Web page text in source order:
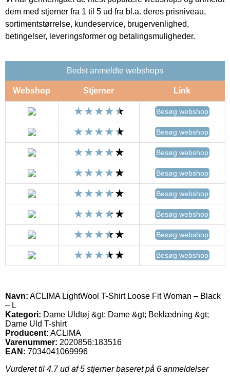
dem med stjerner fra 1 til 5 ud fra bl.a. deres prisniveau,
sortimentstørrelse, kundeservice, brugervenlighed,
betingelser, leveringsformer og betalingsmuligheder.
Bedst anmeldte webshops
Webshop Stjerner Link
Besøg webshop
Besøg webshop
Besøg webshop
Besøg webshop
Besøg webshop
Besøg webshop
Besøg webshop
Besøg webshop
Navn: ACLIMA LightWool T-Shirt Loose Fit Woman – Black
– L
Kategori: Dame Uldtøj &gt; Dame &gt; Beklædning &gt;
Dame Uld T-shirt
Producent: ACLIMA
Varenummer: 2020856:183516
EAN: 7034041069996
Vurderet til 4.7ud af 5 stjerner baseret på 6 anmeldelser